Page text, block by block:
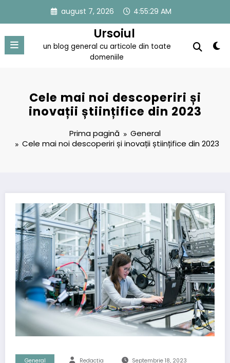
conținut
august 7, 2026 4:55:30 AM
Ursoiul
un blog general cu articole din toate
domeniile
Cele mai noi descoperiri și
inovații științifice din 2023
Prima pagină
General
Cele mai noi descoperiri și inovații științifice din 2023
General Redacția Septembrie 18, 2023